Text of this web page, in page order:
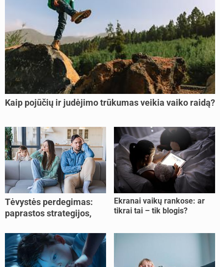
Kaip pojūčių ir judėjimo trūkumas veikia vaiko raidą?
Tėvystės perdegimas:
paprastos strategijos,
jėgas
Ekranai vaikų rankose: ar
tikrai tai – tik blogis?